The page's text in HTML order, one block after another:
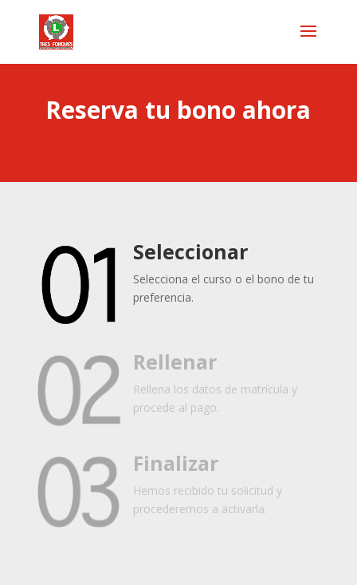
Reserva tu bono ahora
Seleccionar
Selecciona el curso o el bono de tu
preferencia.
Rellenar
Rellena los datos de matrícula y
procede al pago.
Finalizar
Hemos recibido tu solicitud y
procederemos a activarla.